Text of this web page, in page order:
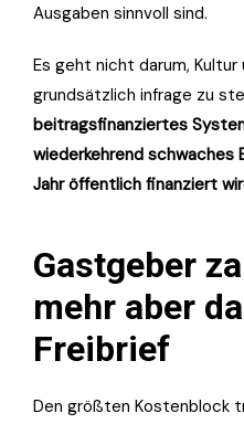
Ausgaben sinnvoll sind.
Es geht nicht darum,
grundsätzlich infrage zu
beitragsfinanziertes
wiederkehrend schwaches
Jahr öffentlich finanziert
Gastgeber
mehr aber
Freibrief
Den größten Kostenblock